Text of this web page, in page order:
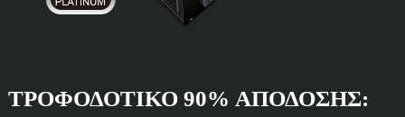
ΤΡΟΦΟΔΟΤΙΚΌ 90% ΑΠΌΔΟΣΗΣ: